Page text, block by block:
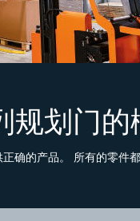
规划门的
确的产品。 所有的零件